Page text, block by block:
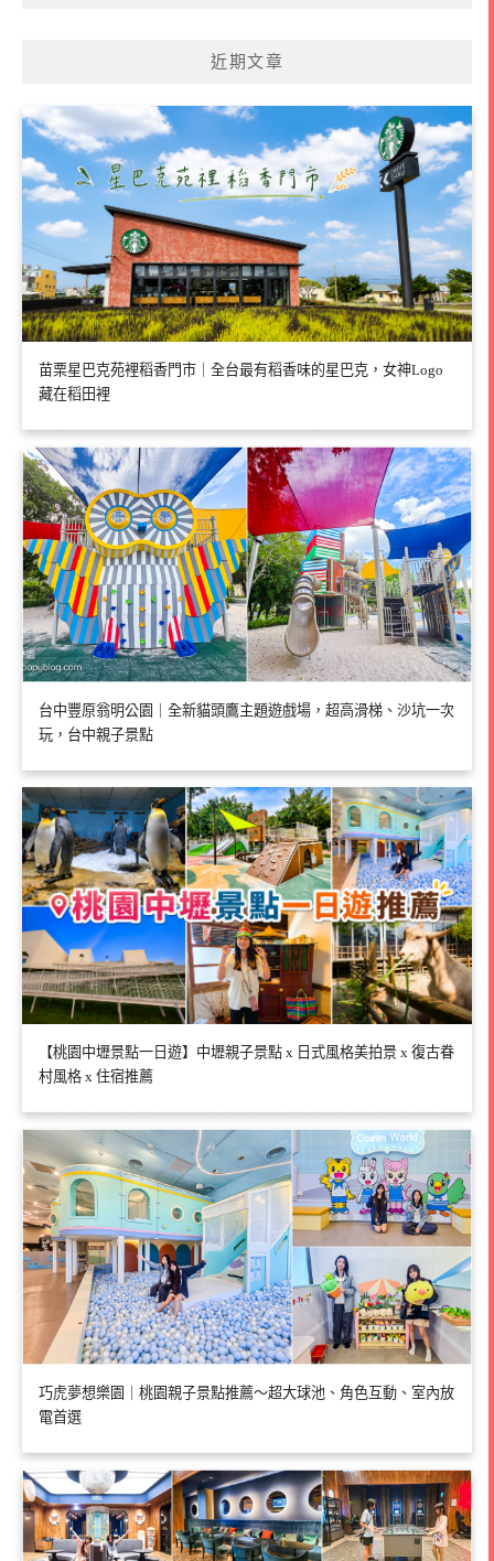
近期文章
苗栗星巴克苑裡稻香門市｜全台最有稻香味的星巴克，女神Logo
藏在稻田裡
台中豐原翁明公園｜全新貓頭鷹主題遊戲場，超高滑梯、沙坑一次
玩，台中親子景點
【桃園中壢景點一日遊】中壢親子景點 x 日式風格美拍景 x 復古眷
村風格 x 住宿推薦
巧虎夢想樂園｜桃園親子景點推薦～超大球池、角色互動、室內放
電首選